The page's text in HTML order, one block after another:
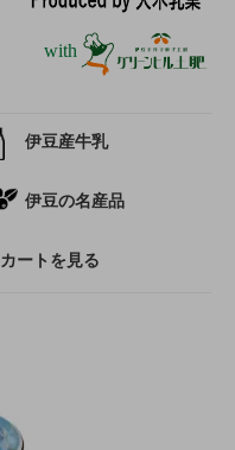
with
伊豆産牛乳
伊豆の名産品
カートを見る